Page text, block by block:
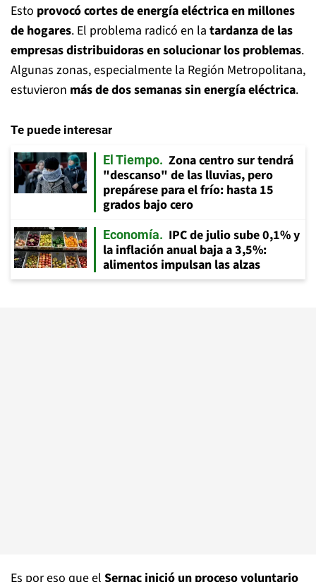
Esto provocó cortes de energía eléctrica en millones
de hogares. El problema radicó en la tardanza de las
empresas distribuidoras en solucionar los problemas.
Algunas zonas, especialmente la Región Metropolitana,
estuvieron más de dos semanas sin energía eléctrica.
Te puede interesar
El Tiempo
Zona centro sur tendrá
"descanso" de las lluvias, pero
prepárese para el frío: hasta 15
grados bajo cero
Economía
IPC de julio sube 0,1% y
la inflación anual baja a 3,5%:
alimentos impulsan las alzas
Es por eso que el Sernac inició un proceso voluntario